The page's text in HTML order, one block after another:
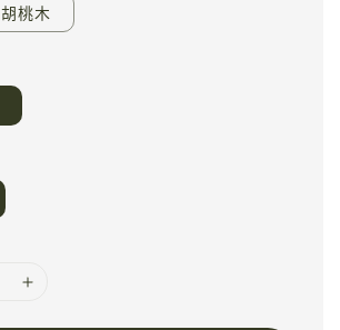
胡桃木